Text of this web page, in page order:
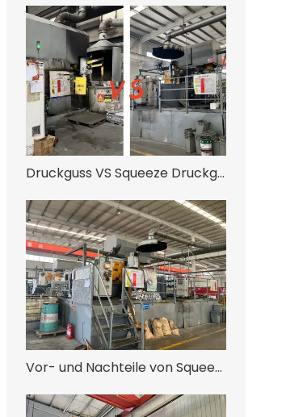
Druckguss VS Squeeze Druckguss
Vor- und Nachteile von Squeeze Casting